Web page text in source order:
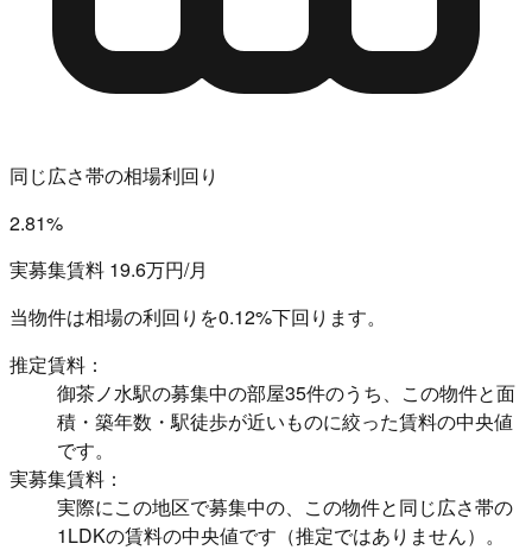
同じ広さ帯の相場利回り
2.81%
実募集賃料 19.6万円/月
当物件は相場の利回りを0.12%下回ります。
推定賃料：
御茶ノ水駅の募集中の部屋35件のうち、この物件と面
積・築年数・駅徒歩が近いものに絞った賃料の中央値
です。
実募集賃料：
実際にこの地区で募集中の、この物件と同じ広さ帯の
1LDKの賃料の中央値です（推定ではありません）。